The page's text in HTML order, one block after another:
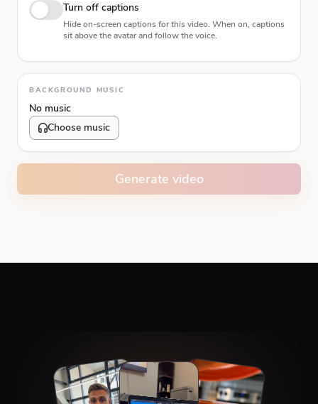
Turn off captions
Hide on-screen captions for this video. When on, captions
sit above the avatar and follow the voice.
Animation type
#E74C3C
BACKGROUND MUSIC
No music
Choose music
Generate video